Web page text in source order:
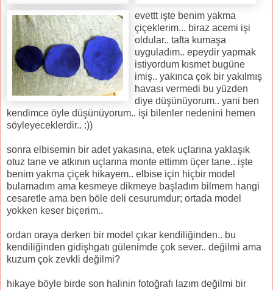
evettt işte benim yakma
çiçeklerim... biraz acemi işi
oldular.. tafta kumaşa
uyguladım.. epeydir yapmak
istiyordum kısmet bugüne
imiş.. yakınca çok bir yakılmış
havası vermedi bu yüzden
diye düşünüyorum.. yani ben
kendimce öyle düşünüyorum.. işi bilenler nedenini hemen
söyleyeceklerdir.. :))
sonra elbisemin bir adet yakasına, etek uçlarına yaklaşık
otuz tane ve atkının uçlarına monte ettimm üçer tane.. işte
benim yakma çiçek hikayem.. elbise için hiçbir model
bulamadım ama kesmeye dikmeye başladım bilmem hangi
cesaretle ama ben böle deli cesurumdur; ortada model
yokken keser biçerim..
ordan oraya derken bir model çıkar kendiliğinden.. bu
kendiliğinden gidişhgatı gülenimde çok sever.. değilmi ama
kuzum çok zevkli değilmi?
hikaye böyle birde son halinin fotoğrafı lazım değilmi bir